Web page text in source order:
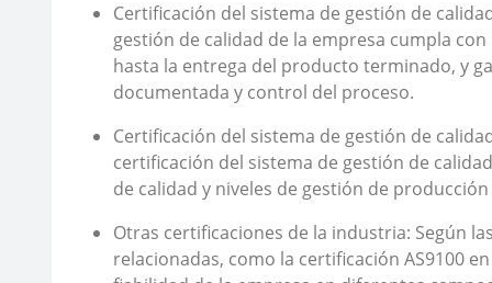
Certificación del sistema de gestión de
gestión de calidad de la empresa cumpla
hasta la entrega del producto terminado, y
documentada y control del proceso.
Certificación del sistema de gestión de
certificación del sistema de gestión de
de calidad y niveles de gestión de
Otras certificaciones de la industria: Según
relacionadas, como la certificación AS9100